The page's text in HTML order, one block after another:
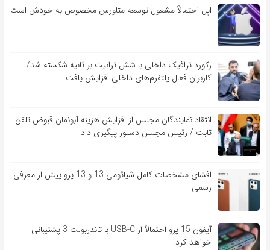
اپل احتمالاً مشغول توسعه متاورس مخصوص به خودش است
رکورد ترافیک داخلی با شش ترابیت بر ثانیه شکسته شد/
کاربران فعال پلتفرم‌های داخلی افزایش یافت
انتقاد نمایندگان مجلس از افزایش هزینه آبونمان قبوض تلفن
ثابت / رئیس مجلس دستور پیگیری داد
افشای مشخصات کامل شیائومی 13 و 13 پرو پیش از معرفی
رسمی
آیفون 15 پرو احتمالاً از USB-C با تاندربولت 3 پشتیبانی
خواهد کرد